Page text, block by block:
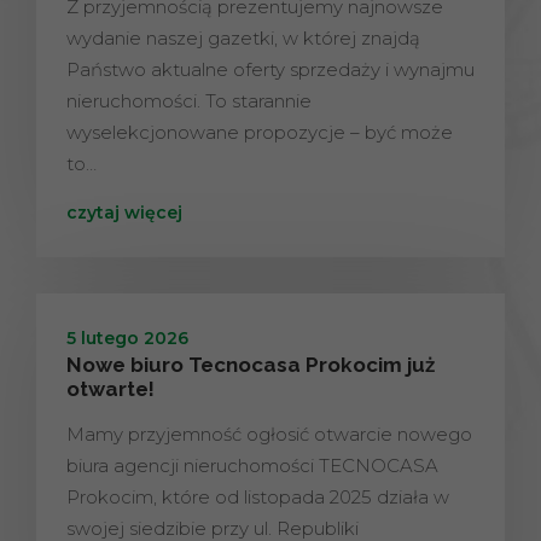
Z przyjemnością prezentujemy najnowsze
wydanie naszej gazetki, w której znajdą
Państwo aktualne oferty sprzedaży i wynajmu
nieruchomości. To starannie
wyselekcjonowane propozycje – być może
to…
czytaj więcej
5 lutego 2026
Nowe biuro Tecnocasa Prokocim już
otwarte!
Mamy przyjemność ogłosić otwarcie nowego
biura agencji nieruchomości TECNOCASA
Prokocim, które od listopada 2025 działa w
swojej siedzibie przy ul. Republiki